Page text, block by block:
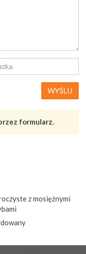
WYŚLIJ
formularz.
z mosiężnymi